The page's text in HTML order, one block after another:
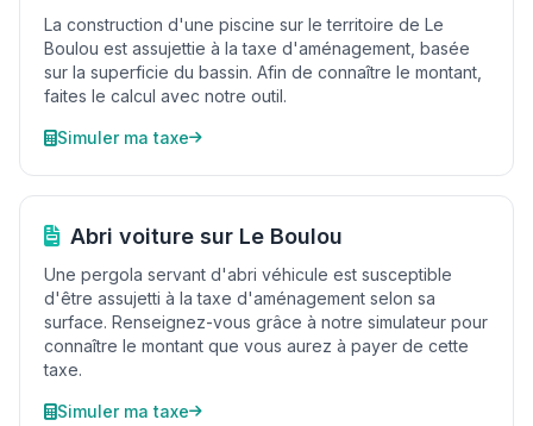
La construction d'une piscine sur le territoire de Le
Boulou est assujettie à la taxe d'aménagement, basée
sur la superficie du bassin. Afin de connaître le montant,
faites le calcul avec notre outil.
Simuler ma taxe
Abri voiture sur Le Boulou
Une pergola servant d'abri véhicule est susceptible
d'être assujetti à la taxe d'aménagement selon sa
surface. Renseignez-vous grâce à notre simulateur pour
connaître le montant que vous aurez à payer de cette
taxe.
Simuler ma taxe